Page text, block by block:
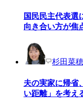
国民民主代表
向き合い方が焦
杉田菜
夫の実家に帰省
い距離」を考え